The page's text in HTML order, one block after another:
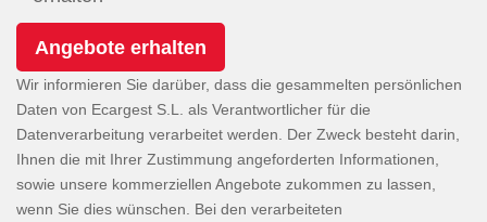
Wir informieren Sie darüber, dass die gesammelten persönlichen
Daten von Ecargest S.L. als Verantwortlicher für die
Datenverarbeitung verarbeitet werden. Der Zweck besteht darin,
Ihnen die mit Ihrer Zustimmung angeforderten Informationen,
sowie unsere kommerziellen Angebote zukommen zu lassen,
wenn Sie dies wünschen. Bei den verarbeiteten